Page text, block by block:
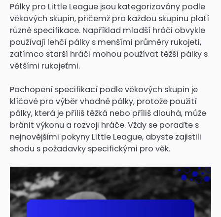
Pálky pro Little League jsou kategorizovány podle
věkových skupin, přičemž pro každou skupinu platí
různé specifikace. Například mladší hráči obvykle
používají lehčí pálky s menšími průměry rukojeti,
zatímco starší hráči mohou používat těžší pálky s
většími rukojeťmi.
Pochopení specifikací podle věkových skupin je
klíčové pro výběr vhodné pálky, protože použití
pálky, která je příliš těžká nebo příliš dlouhá, může
bránit výkonu a rozvoji hráče. Vždy se poraďte s
nejnovějšími pokyny Little League, abyste zajistili
shodu s požadavky specifickými pro věk.